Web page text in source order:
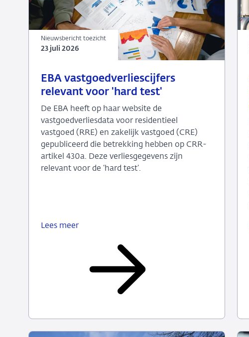
EBA vastgoedverliescijfers
relevant voor 'hard test'
23
Nieuwsbericht
toezicht
De EBA heeft op haar website de
vastgoedverliesdata voor residentieel
vastgoed (RRE) en zakelijk vastgoed (CRE)
gepubliceerd die betrekking hebben op CRR-
artikel 430a. Deze verliesgegevens zijn
relevant voor de ‘hard test’.
Lees meerEBA
'hard
Nieuwsbericht toezicht
23 juli 2026